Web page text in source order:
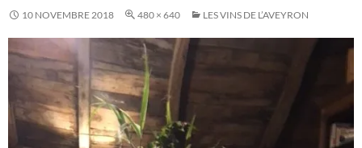
10 NOVEMBRE 2018 480 × 640 LES VINS DE L’AVEYRON